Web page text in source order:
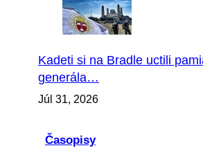
Kadeti si na Bradle uctili
generála…
Júl 31, 2026
Časopisy